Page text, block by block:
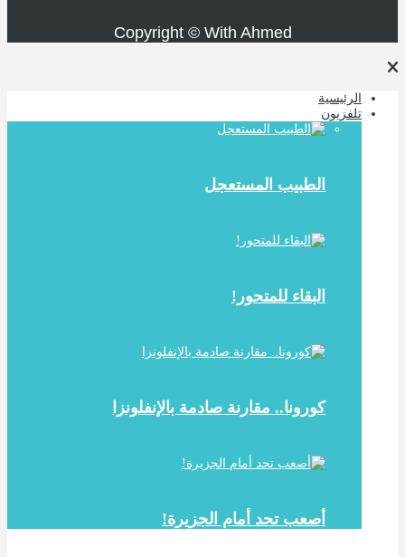
Copyright © With Ahmed
الرئيسية
تلفزيون
الطبيب المستعجل
البقاء للمتحور!
كورونا.. مقارنة صادمة بالإنفلونزا
أصعب تحد أمام الجزيرة!